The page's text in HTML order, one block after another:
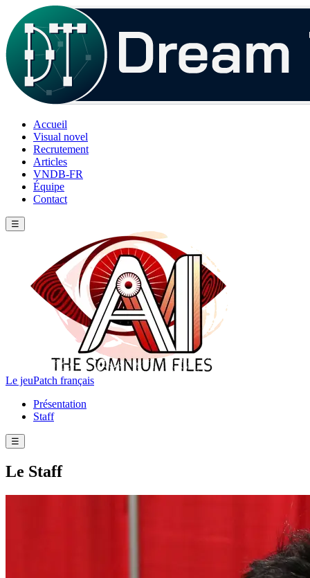
Accueil
Visual novel
Recrutement
Articles
VNDB-FR
Équipe
Contact
☰
Le jeuPatch français
Présentation
Staff
☰
Le Staff